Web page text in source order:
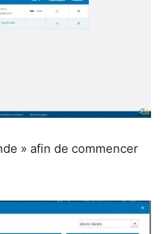
» afin de commencer